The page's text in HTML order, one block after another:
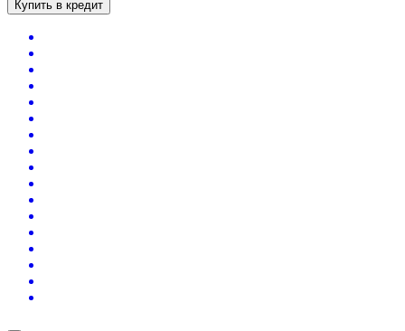
Купить в кредит